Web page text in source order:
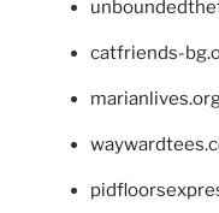
catfriends-